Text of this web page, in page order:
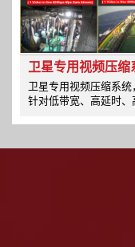
卫星专用视频压缩
卫星专用视频压缩系统
针对低带宽、高延时、
几倍-几十倍的压缩后
传输， 使网络流量费